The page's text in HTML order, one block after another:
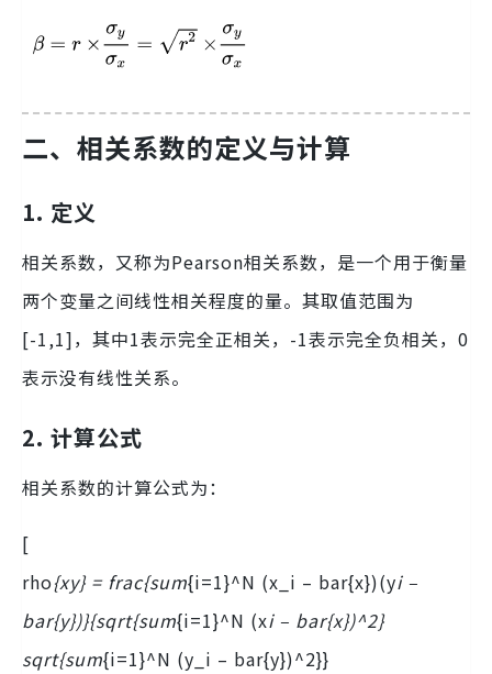
二、相关系数的定义与计算
1. 定义
相关系数，又称为Pearson相关系数，是一个用于衡量
两个变量之间线性相关程度的量。其取值范围为
[-1,1]，其中1表示完全正相关，-1表示完全负相关，0
表示没有线性关系。
2. 计算公式
相关系数的计算公式为：
[
rho{xy} = frac{sum{i=1}^N (x_i – bar{x})(yi –
bar{y})}{sqrt{sum{i=1}^N (xi – bar{x})^2}
sqrt{sum{i=1}^N (y_i – bar{y})^2}}